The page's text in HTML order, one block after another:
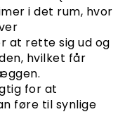
i det rum, hvor
at rette sig ud og
hvilket får
for at
føre til synlige